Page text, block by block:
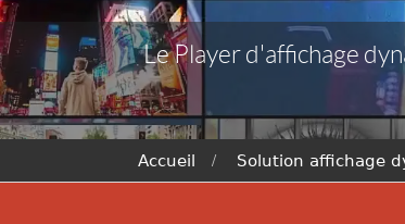
Le Player d'affichage
Accueil Solution affichage